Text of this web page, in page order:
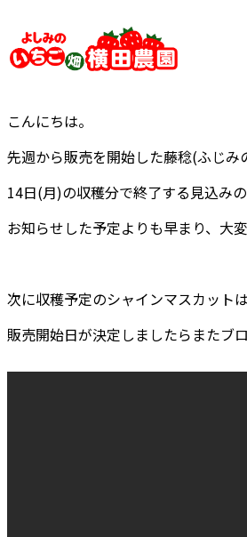
を
ッ
プ
こんにちは。
先週から販売を開始した藤稔(ふじ
14日(月)の収穫分で終了する見込み
お知らせした予定よりも早まり、大
次に収穫予定のシャインマスカット
販売開始日が決定しましたらまたブ